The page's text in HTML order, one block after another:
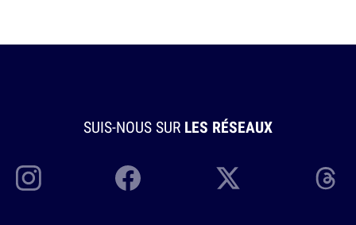
SUIS-NOUS SUR LES RÉSEAUX